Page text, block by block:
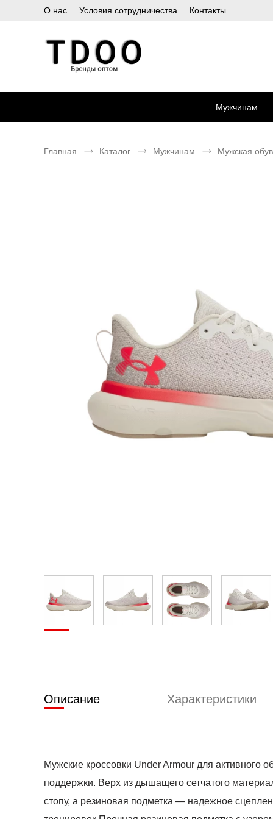
О нас Условия сотрудничества Контакты
Мужчинам
Главная Каталог Мужчинам Мужская
Описание Характеристики
Мужские кроссовки Under Armour для
поддержки. Верх из дышащего сетчатого
стопу, а резиновая подметка — надежное